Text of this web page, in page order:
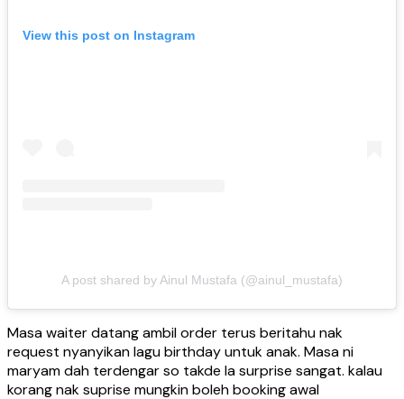
View this post on Instagram
A post shared by Ainul Mustafa (@ainul_mustafa)
Masa waiter datang ambil order terus beritahu nak
request nyanyikan lagu birthday untuk anak. Masa ni
maryam dah terdengar so takde la surprise sangat. kalau
korang nak suprise mungkin boleh booking awal